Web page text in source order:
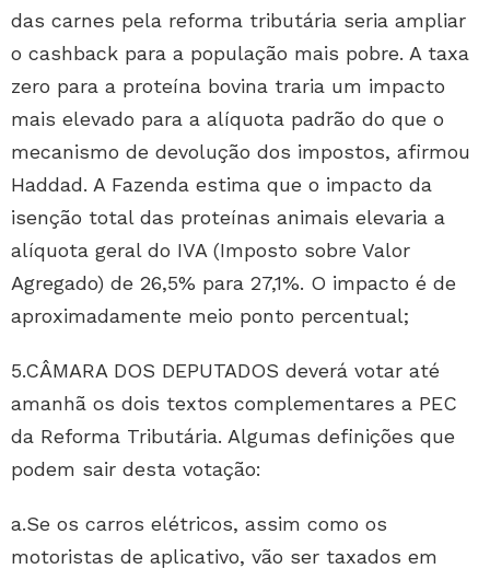
das carnes pela reforma tributária seria ampliar
o cashback para a população mais pobre. A taxa
zero para a proteína bovina traria um impacto
mais elevado para a alíquota padrão do que o
mecanismo de devolução dos impostos, afirmou
Haddad. A Fazenda estima que o impacto da
isenção total das proteínas animais elevaria a
alíquota geral do IVA (Imposto sobre Valor
Agregado) de 26,5% para 27,1%. O impacto é de
aproximadamente meio ponto percentual;
5.CÂMARA DOS DEPUTADOS deverá votar até
amanhã os dois textos complementares a PEC
da Reforma Tributária. Algumas definições que
podem sair desta votação:
a.Se os carros elétricos, assim como os
motoristas de aplicativo, vão ser taxados em